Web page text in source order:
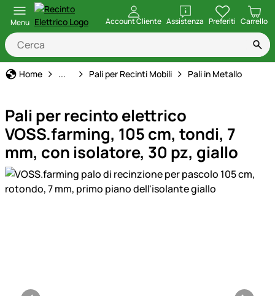
Menu Account Cliente Assistenza
apri Preferiti Carrello
Home Recinto Elettrico
... Pali per Recinti Mobili Pali in Metallo
Pali per recinto elettrico
VOSS.farming, 105 cm, tondi, 7
mm, con isolatore, 30 pz, giallo
Galleria prodotti